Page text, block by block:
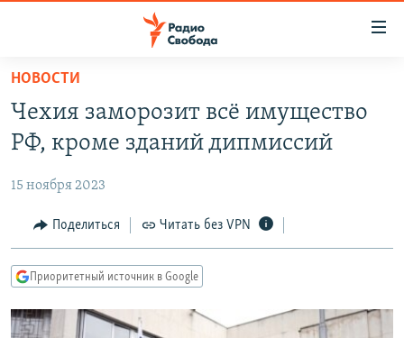
упрощенного
доступа
Вернуться
основному
Вернутся
главной
навигации
Вернутся
ПОДКАСТЫ
АВТОРСКИЕ ПРОЕКТЫ
ЦИТАТЫ СВОБОДЫ
МНЕНИЯ
IDEL.РЕАЛИИ
КАВКАЗ.РЕАЛИИ
НОВОСТИ
Чехия заморозит всё имущество
РФ, кроме зданий дипмиссий
15 ноября 2023
Поделиться Читать без VPN
Приоритетный источник в Google